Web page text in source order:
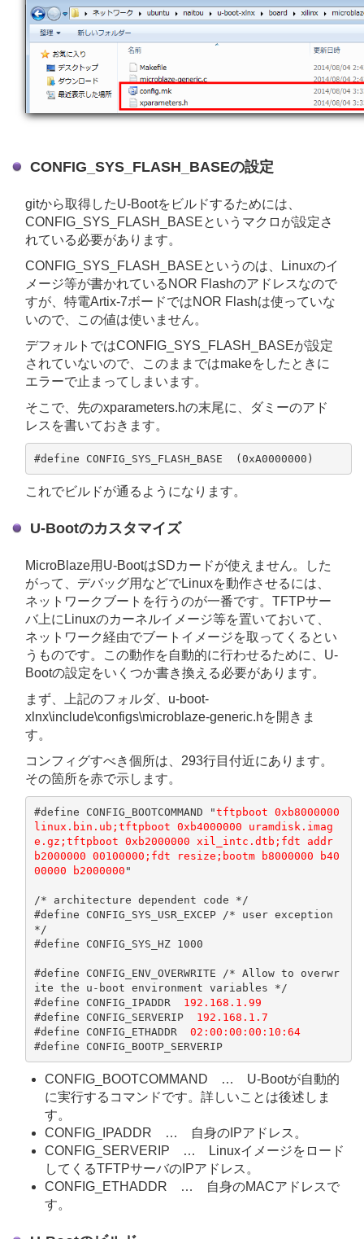
CONFIG_SYS_FLASH_BASEの設定
gitから取得したU-Bootをビルドするためには、
CONFIG_SYS_FLASH_BASEというマクロが設定さ
れている必要があります。
CONFIG_SYS_FLASH_BASEというのは、Linuxのイ
メージ等が書かれているNOR Flashのアドレスなので
すが、特電Artix-7ボードではNOR Flashは使っていな
いので、この値は使いません。
デフォルトではCONFIG_SYS_FLASH_BASEが設定
されていないので、このままではmakeをしたときに
エラーで止まってしまいます。
そこで、先のxparameters.hの末尾に、ダミーのアド
レスを書いておきます。
これでビルドが通るようになります。
U-Bootのカスタマイズ
MicroBlaze用U-BootはSDカードが使えません。した
がって、デバッグ用などでLinuxを動作させるには、
ネットワークブートを行うのが一番です。TFTPサー
バ上にLinuxのカーネルイメージ等を置いておいて、
ネットワーク経由でブートイメージを取ってくるとい
うものです。この動作を自動的に行わせるために、U-
Bootの設定をいくつか書き換える必要があります。
まず、上記のフォルダ、u-boot-
xlnx\include\configs\microblaze-generic.hを開きま
す。
コンフィグすべき個所は、293行目付近にあります。
その箇所を赤で示します。
#define CONFIG_BOOTCOMMAND "tftpboot 0xb8000000
linux.bin.ub;tftpboot 0xb4000000 uramdisk.imag
e.gz;tftpboot 0xb2000000 xil_intc.dtb;fdt addr
b2000000 00100000;fdt resize;bootm b8000000 b40
00000 b2000000 "
/* architecture dependent code */
#define CONFIG_SYS_USR_EXCEP /* user exception
*/
#define CONFIG_SYS_HZ 1000
#define CONFIG_ENV_OVERWRITE /* Allow to overwr
ite the u-boot environment variables */
#define CONFIG_IPADDR 192.168.1.99
#define CONFIG_SERVERIP 192.168.1.7
#define CONFIG_ETHADDR
02:00:00:00:10:64
#define CONFIG_BOOTP_SERVERIP
CONFIG_BOOTCOMMAND … U-Bootが自動的
に実行するコマンドです。詳しいことは後述しま
す。
CONFIG_IPADDR … 自身のIPアドレス。
CONFIG_SERVERIP … Linuxイメージをロード
してくるTFTPサーバのIPアドレス。
CONFIG_ETHADDR … 自身のMACアドレスで
す。